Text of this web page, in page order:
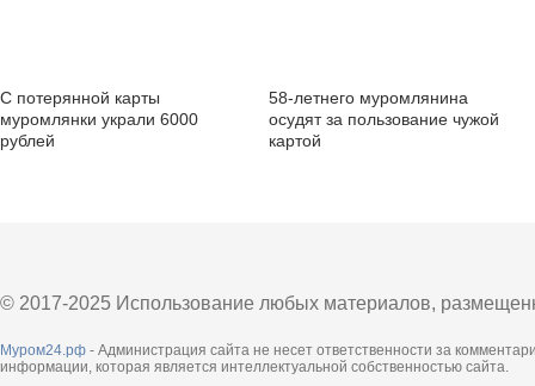
С потерянной карты
муромлянки украли 6000
рублей
58-летнего муромлянина
осудят за пользование чужой
картой
© 2017-2025 Использование любых материалов,
Муром24.рф - Администрация сайта не несет ответственности за
информации, которая является интеллектуальной собственностью сайта.